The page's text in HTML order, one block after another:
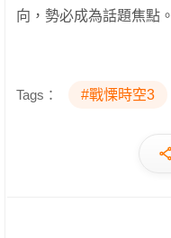
向，勢必成為話題焦點。
Tags： #戰慄時空3